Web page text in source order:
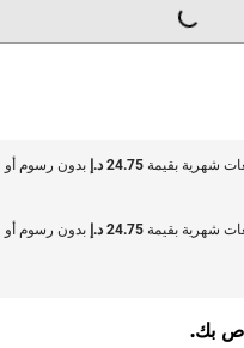
G
.
24.75 د.إ
بدون رسوم أو
24.75 د.إ
بدون رسوم أو
بك.